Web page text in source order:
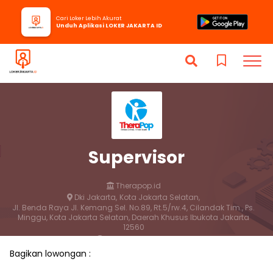
Supervisor
Therapop.id
Dki Jakarta, Kota Jakarta Selatan,
Jl. Benda Raya Jl. Kemang Sel. No.89, Rt.5/rw.4, Cilandak Tim., Ps.
Minggu, Kota Jakarta Selatan, Daerah Khusus Ibukota Jakarta
12560
2 bulan yang lalu
Cari Loker Lebih Akurat
Unduh Aplikasi LOKER JAKARTA ID
Bagikan lowongan :